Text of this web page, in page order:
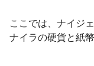
ここでは、ナイジ
ナイラの硬貨と紙